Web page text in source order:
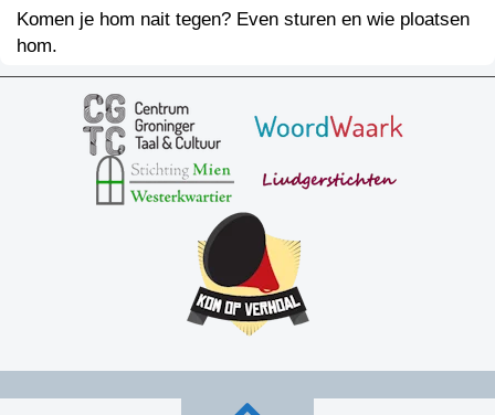
Komen je hom nait tegen? Even sturen en wie ploatsen
hom.